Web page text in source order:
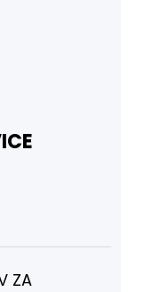
ZA